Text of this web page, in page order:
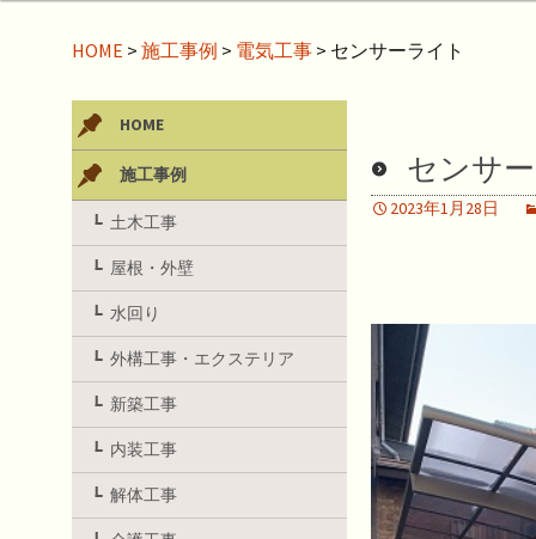
HOME > 施工事例 > 電気工事 > センサーライト
センサ
2023年1月28日
HOME
施工事例
土木工事
屋根・外壁
水回り
外構工事・エクステリア
新築工事
内装工事
解体工事